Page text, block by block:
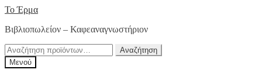
Απευθείας
στην
Μετάβαση
περιεχόμενο
Το Έρμα
Βιβλιοπωλείον – Καφεαναγνωστήριον
Αναζήτηση
για:
Αναζήτηση
Μενού